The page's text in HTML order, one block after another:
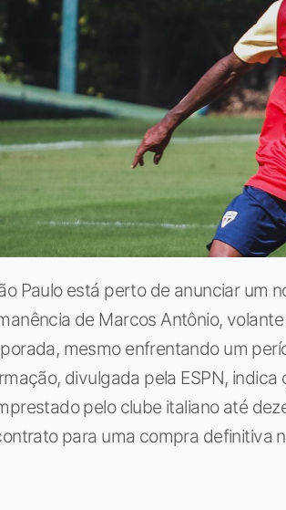
Paulo está perto de anunciar um
de Marcos Antônio,
mesmo enfrentando um
divulgada pela ESPN,
pelo clube italiano até
para uma compra definitiva